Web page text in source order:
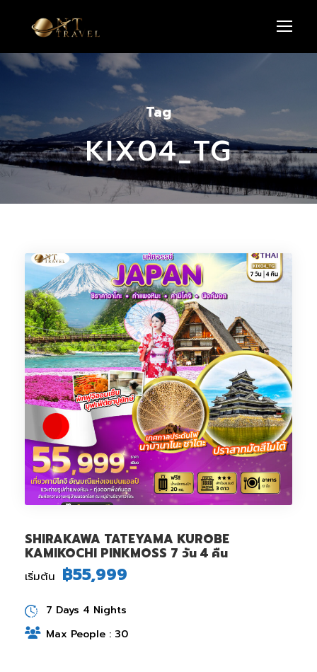
Tag
KIX04_TG
SHIRAKAWA TATEYAMA KUROBE
KAMIKOCHI PINKMOSS 7 วัน 4 คืน
เริ่มต้น ฿55,999
7 Days 4 Nights
Max People : 30